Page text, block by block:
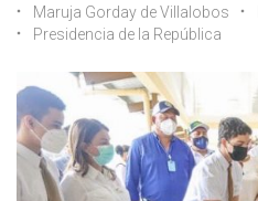
Maruja Gorday de Villalobos
Presidencia de la República